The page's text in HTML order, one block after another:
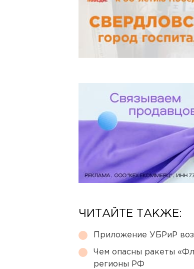
ЧИТАЙТЕ ТАКЖЕ:
Приложение УБРиР
Чем опасны ракеты
регионы РФ